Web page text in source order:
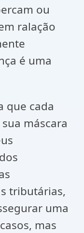
ou
ralação
é uma
que cada
máscara
tributárias,
uma
mas